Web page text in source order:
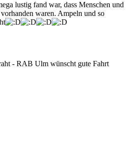
lustig fand war, dass Menschen und
waren. Ampeln und so
- RAB Ulm wünscht gute Fahrt